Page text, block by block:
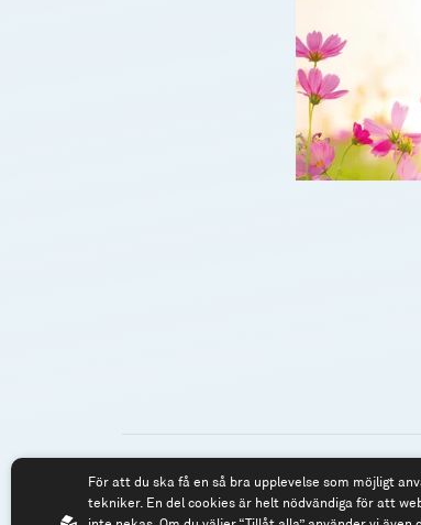
Spiltan Fonder AB
Tel:
För att du ska få en så bra upplevelse som möjligt
tekniker. En del cookies är helt nödvändiga för att